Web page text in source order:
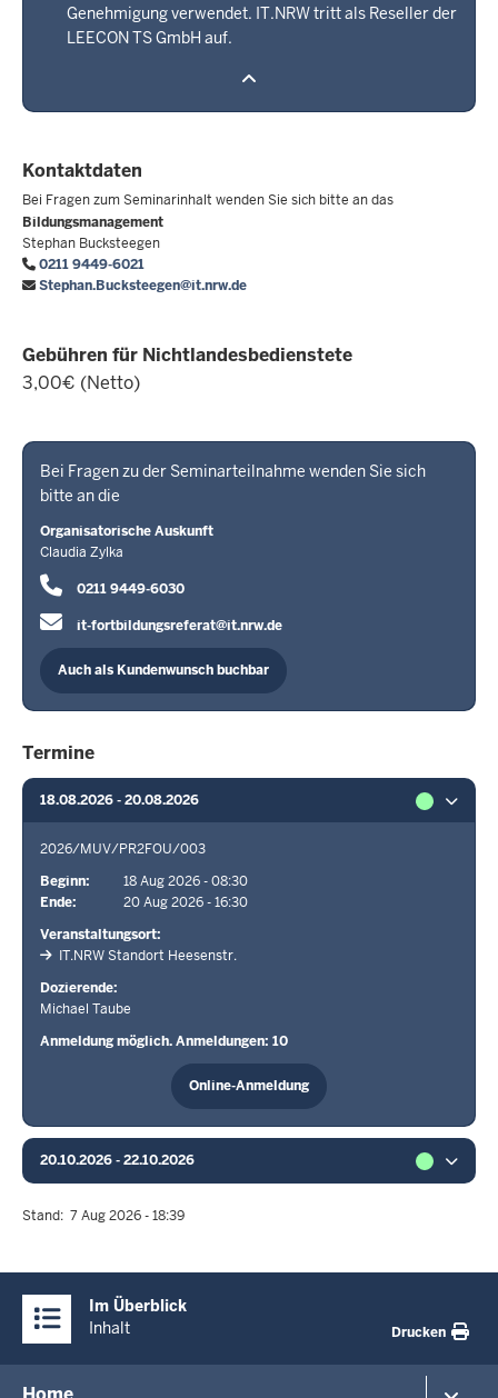
Genehmigung verwendet. IT.NRW tritt als Reseller der
LEECON TS GmbH auf.
Kontaktdaten
Bei Fragen zum Seminarinhalt wenden Sie sich bitte an das
Bildungsmanagement
Stephan Bucksteegen
0211 9449-6021
Stephan.Bucksteegen@it.nrw.de
Gebühren für Nichtlandesbedienstete
3,00€ (Netto)
Bei Fragen zu der Seminarteilnahme wenden Sie sich
bitte an die
Organisatorische Auskunft
Claudia Zylka
0211 9449-6030
it-fortbildungsreferat@it.nrw.de
Auch als Kundenwunsch buchbar
Termine
18.08.2026 - 20.08.2026
2026/MUV/PR2FOU/003
Beginn
18 Aug 2026 - 08:30
Ende
20 Aug 2026 - 16:30
Veranstaltungsort
IT.NRW Standort Heesenstr.
Dozierende
Michael Taube
Anmeldung möglich. Anmeldungen: 10
Online-Anmeldung
20.10.2026 - 22.10.2026
Stand 7 Aug 2026 - 18:39
Inhalte
Im Überblick
Inhalt
Drucken